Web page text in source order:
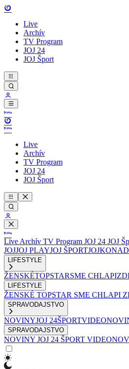
Live
Archív
TV Program
JOJ 24
JOJ Šport
Live
Archív
TV Program
JOJ 24
JOJ Šport
Live Archív TV Program JOJ 24 JOJ
JOJJOJ PLAYJOJ ŠPORTJOJKO
LIFESTYLE
ŽENSKÉTOPSTARSME CHLAPI
LIFESTYLE
ŽENSKÉ TOPSTAR SME CHLAPI
SPRAVODAJSTVO
NOVINYJOJ 24ŠPORT
SPRAVODAJSTVO
NOVINY JOJ 24 ŠPORT